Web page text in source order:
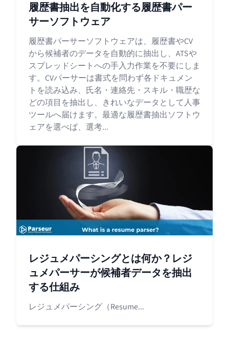
履歴書抽出を自動化する履歴書パー
サーソフトウェア
履歴書パーサーソフトウェアは、履歴書やCV
から候補者のデータを自動的に抽出し、ATSや
スプレッドシートへの手入力作業を不要にしま
す。CVパーサーは書式を問わず各ドキュメン
トを読み込み、氏名・連絡先・スキル・職歴な
どの項目を抽出し、きれいなデータとして人事
ツールへ届けます。最適な履歴書抽出ソフトウ
ェアを選べば、選考...
レジュメパーシングとは何か？レジ
ュメパーサーが候補者データを抽出
する仕組み
レジュメパーシング（Resume...